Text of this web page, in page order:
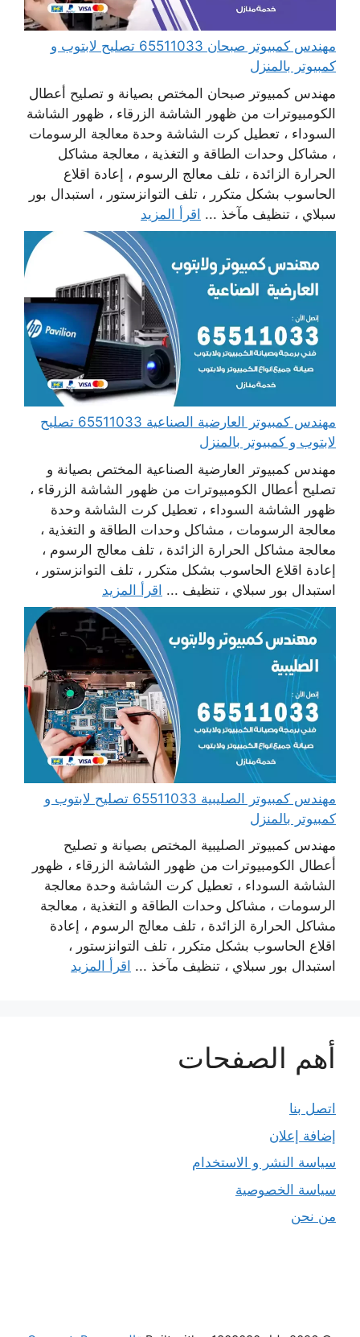
مهندس كمبيوتر صبحان 65511033 تصليح لابتوب و
كمبيوتر بالمنزل
مهندس كمبيوتر صبحان المختص بصيانة و تصليح أعطال
الكومبيوترات من ظهور الشاشة الزرقاء ، ظهور الشاشة
السوداء ، تعطيل كرت الشاشة وحدة معالجة الرسومات
، مشاكل وحدات الطاقة و التغذية ، معالجة مشاكل
الحرارة الزائدة ، تلف معالج الرسوم ، إعادة اقلاع
الحاسوب بشكل متكرر ، تلف التوانزستور ، استبدال بور
سبلاي ، تنظيف مآخذ ... اقرأ المزيد
مهندس كمبيوتر العارضية الصناعية 65511033 تصليح
لابتوب و كمبيوتر بالمنزل
مهندس كمبيوتر العارضية الصناعية المختص بصيانة و
تصليح أعطال الكومبيوترات من ظهور الشاشة الزرقاء ،
ظهور الشاشة السوداء ، تعطيل كرت الشاشة وحدة
معالجة الرسومات ، مشاكل وحدات الطاقة و التغذية ،
معالجة مشاكل الحرارة الزائدة ، تلف معالج الرسوم ،
إعادة اقلاع الحاسوب بشكل متكرر ، تلف التوانزستور ،
استبدال بور سبلاي ، تنظيف ... اقرأ المزيد
مهندس كمبيوتر الصليبية 65511033 تصليح لابتوب و
كمبيوتر بالمنزل
مهندس كمبيوتر الصليبية المختص بصيانة و تصليح
أعطال الكومبيوترات من ظهور الشاشة الزرقاء ، ظهور
الشاشة السوداء ، تعطيل كرت الشاشة وحدة معالجة
الرسومات ، مشاكل وحدات الطاقة و التغذية ، معالجة
مشاكل الحرارة الزائدة ، تلف معالج الرسوم ، إعادة
اقلاع الحاسوب بشكل متكرر ، تلف التوانزستور ،
استبدال بور سبلاي ، تنظيف مآخذ ... اقرأ المزيد
أهم الصفحات
اتصل بنا
إضافة إعلان
سياسة النشر و الاستخدام
سياسة الخصوصية
من نحن